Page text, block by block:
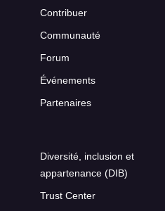
Contribuer
Communauté
Forum
Événements
Partenaires
Diversité, inclusion et
appartenance (DIB)
Trust Center